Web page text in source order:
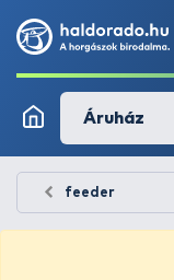
Áruház
feeder